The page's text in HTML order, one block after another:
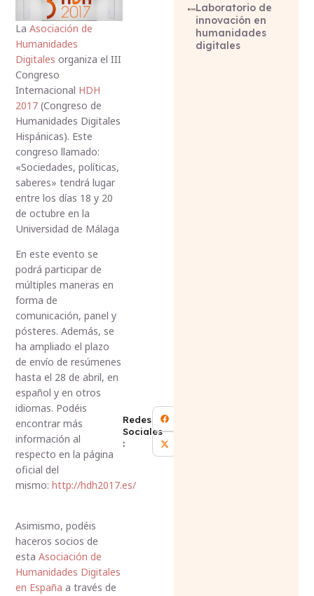
LaAsociación de
Humanidades
Digitales organiza el III
Congreso
Internacional HDH
2017 (Congreso de
Humanidades Digitales
Hispánicas). Este
congreso llamado:
«Sociedades, políticas,
saberes» tendrá lugar
entre los días 18 y 20
de octubre en la
Universidad de Málaga
En este evento se
podrá participar de
múltiples maneras en
forma de
comunicación, panel y
pósteres. Además, se
ha ampliado el plazo
de envío de resúmenes
hasta el 28 de abril, en
español y en otros
idiomas. Podéis
encontrar más
información al
respecto en la página
oficial del
mismo:http://hdh2017.es/
Asimismo, podéis
haceros socios de
estaAsociación de
Humanidades Digitales
en España a través de
Redes
Sociales
:
Laboratorio de
innovación en
humanidades
digitales